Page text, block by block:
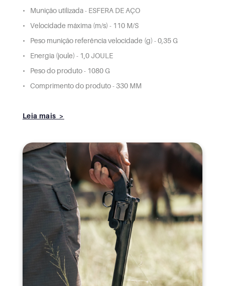
Munição utilizada - ESFERA DE AÇO
Velocidade máxima (m/s) - 110 M/S
Peso munição referência velocidade (g) - 0,35 G
Energia (joule) - 1,0 JOULE
Peso do produto - 1080 G
Comprimento do produto - 330 MM
Leia mais >